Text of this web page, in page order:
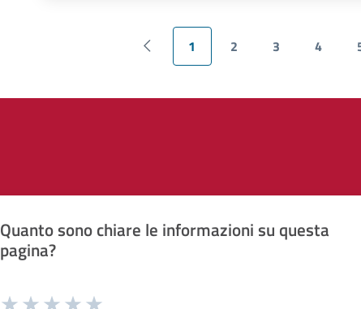
Pagina precedente
Pagina attuale
1
Page
2
Page
3
Page
4
Quanto sono chiare le informazioni su questa
pagina?
Valuta da 1 a 5 stelle la paginaValuta 4 stelle su 5
Valuta 3 stelle su 5
Valuta 2 stelle su 5
Valuta 1 stelle su 5